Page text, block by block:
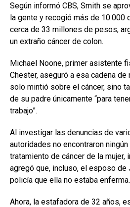
Según informó CBS, Smith se
la gente y recogió más de 10.000
cerca de 33 millones de pesos,
un extraño cáncer de colon.
Michael Noone, primer asistente
Chester, aseguró a esa cadena
solo mintió sobre el cáncer, sino
de su padre únicamente “para
trabajo”.
Al investigar las denuncias de
autoridades no encontraron
tratamiento de cáncer de la
agregó que, incluso, el esposo
policía que ella no estaba enferma.
Ahora, la estafadora de 32 años,